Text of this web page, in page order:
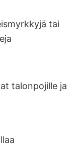
tai
talonpojille ja